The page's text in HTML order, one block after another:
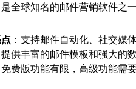
全球知名的邮件营销软件之
：支持邮件自动化、社交媒
提供丰富的邮件模板和强大的
免费版功能有限，高级功能需